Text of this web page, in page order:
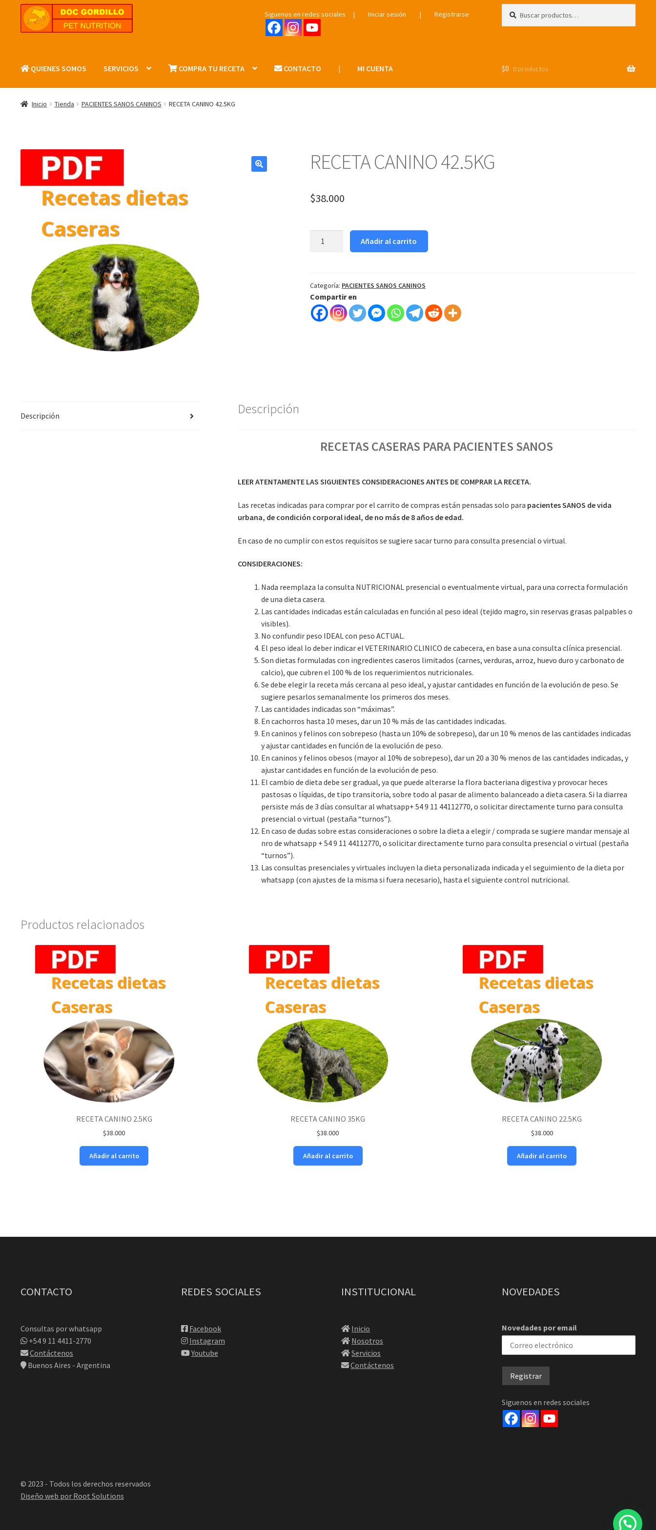
Ir
a
la
Ir
al
contenido
Siguenos en redes sociales | Iniciar sesión | Registrarse
por:
QUIENES SOMOS SERVICIOS COMPRA TU RECETA CONTACTO | MI CUENTA $0 0 productos
Inicio Tienda PACIENTES SANOS CANINOS RECETA CANINO 42.5KG
RECETA CANINO 42.5KG
$38.000
Añadir al carrito
Categoría: PACIENTES SANOS CANINOS
Compartir en
Descripción Descripción
RECETAS CASERAS PARA PACIENTES SANOS
LEER ATENTAMENTE LAS SIGUIENTES CONSIDERACIONES ANTES DE COMPRAR LA RECETA.
Las recetas indicadas para comprar por el carrito de compras están pensadas solo para pacientes SANOS de vida
urbana, de condición corporal ideal, de no más de 8 años de edad.
En caso de no cumplir con estos requisitos se sugiere sacar turno para consulta presencial o virtual.
CONSIDERACIONES:
Nada reemplaza la consulta NUTRICIONAL presencial o eventualmente virtual, para una correcta formulación
de una dieta casera.
Las cantidades indicadas están calculadas en función al peso ideal (tejido magro, sin reservas grasas palpables o
visibles).
No confundir peso IDEAL con peso ACTUAL.
El peso ideal lo deber indicar el VETERINARIO CLINICO de cabecera, en base a una consulta clínica presencial.
Son dietas formuladas con ingredientes caseros limitados (carnes, verduras, arroz, huevo duro y carbonato de
calcio), que cubren el 100 % de los requerimientos nutricionales.
Se debe elegir la receta más cercana al peso ideal, y ajustar cantidades en función de la evolución de peso. Se
sugiere pesarlos semanalmente los primeros dos meses.
Las cantidades indicadas son “máximas”.
En cachorros hasta 10 meses, dar un 10 % más de las cantidades indicadas.
En caninos y felinos con sobrepeso (hasta un 10% de sobrepeso), dar un 10 % menos de las cantidades indicadas
y ajustar cantidades en función de la evolución de peso.
En caninos y felinos obesos (mayor al 10% de sobrepeso), dar un 20 a 30 % menos de las cantidades indicadas, y
ajustar cantidades en función de la evolución de peso.
El cambio de dieta debe ser gradual, ya que puede alterarse la flora bacteriana digestiva y provocar heces
pastosas o líquidas, de tipo transitoria, sobre todo al pasar de alimento balanceado a dieta casera. Si la diarrea
persiste más de 3 días consultar al whatsapp+ 54 9 11 44112770, o solicitar directamente turno para consulta
presencial o virtual (pestaña “turnos”).
En caso de dudas sobre estas consideraciones o sobre la dieta a elegir / comprada se sugiere mandar mensaje al
nro de whatsapp + 54 9 11 44112770, o solicitar directamente turno para consulta presencial o virtual (pestaña
“turnos”).
Las consultas presenciales y virtuales incluyen la dieta personalizada indicada y el seguimiento de la dieta por
whatsapp (con ajustes de la misma si fuera necesario), hasta el siguiente control nutricional.
Productos relacionados
RECETA CANINO 2.5KG
$38.000
Añadir al carrito
RECETA CANINO 35KG
$38.000
Añadir al carrito
RECETA CANINO 22.5KG
$38.000
Añadir al carrito
CONTACTO
Consultas por whatsapp
+54 9 11 4411-2770
Contáctenos
Buenos Aires - Argentina
REDES SOCIALES
Facebook
Instagram
Youtube
INSTITUCIONAL
Inicio
Nosotros
Servicios
Contáctenos
NOVEDADES
Novedades por email
Siguenos en redes sociales
© 2023 - Todos los derechos reservados
Diseño web por Root Solutions